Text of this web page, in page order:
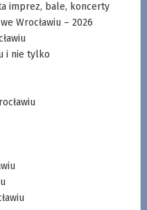
imprez, bale, koncerty
Wrocławiu – 2026
i nie tylko